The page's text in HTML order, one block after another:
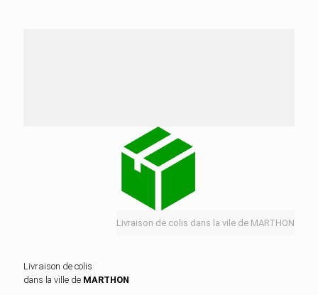
Livraison de colis dans la vile de MARTHON
Livraison de colis
dans la ville de MARTHON